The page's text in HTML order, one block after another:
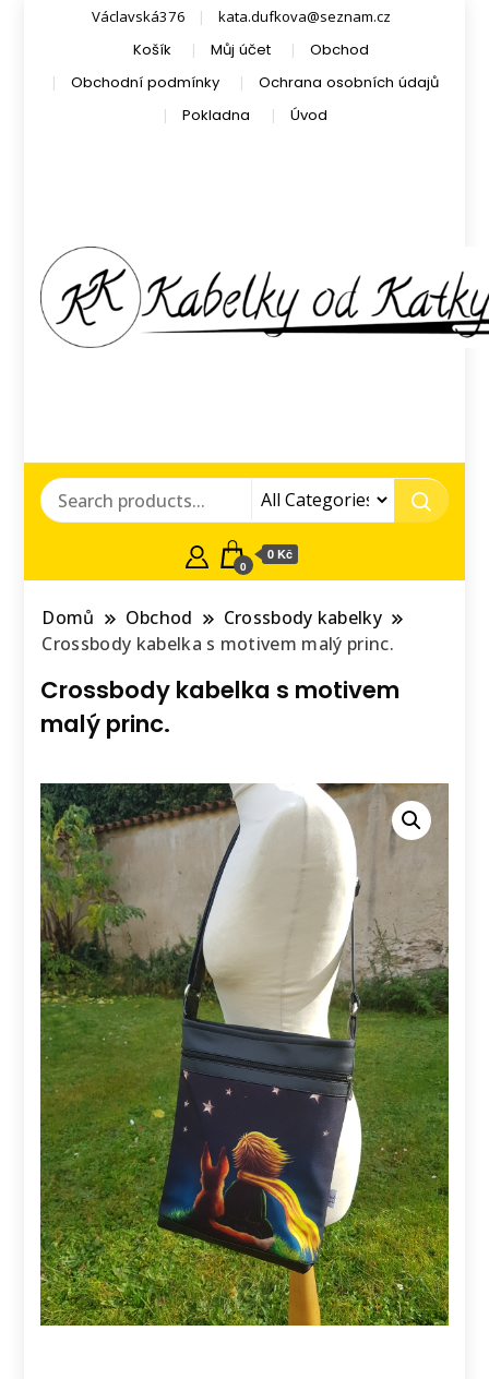
Václavská376 kata.dufkova@seznam.cz
Košík Můj účet
Obchod
Obchodní podmínky
Ochrana osobních údajů
Pokladna
Úvod
0
0 Kč
Domů Obchod
Crossbody kabelky
Crossbody kabelka s motivem malý princ.
Crossbody kabelka s motivem
malý princ.